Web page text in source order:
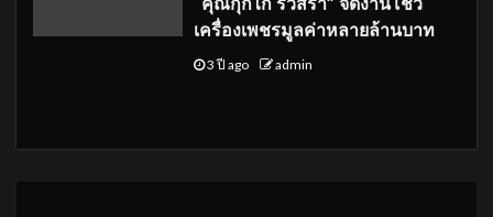
เครื่องเพชรมูลค่าหลายล้านบาท
3 ปี ago admin